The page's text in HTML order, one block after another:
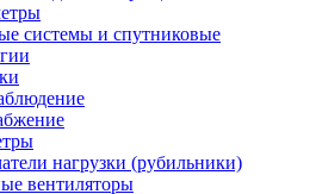
системы и спутниковые
нагрузки (рубильники)
вентиляторы